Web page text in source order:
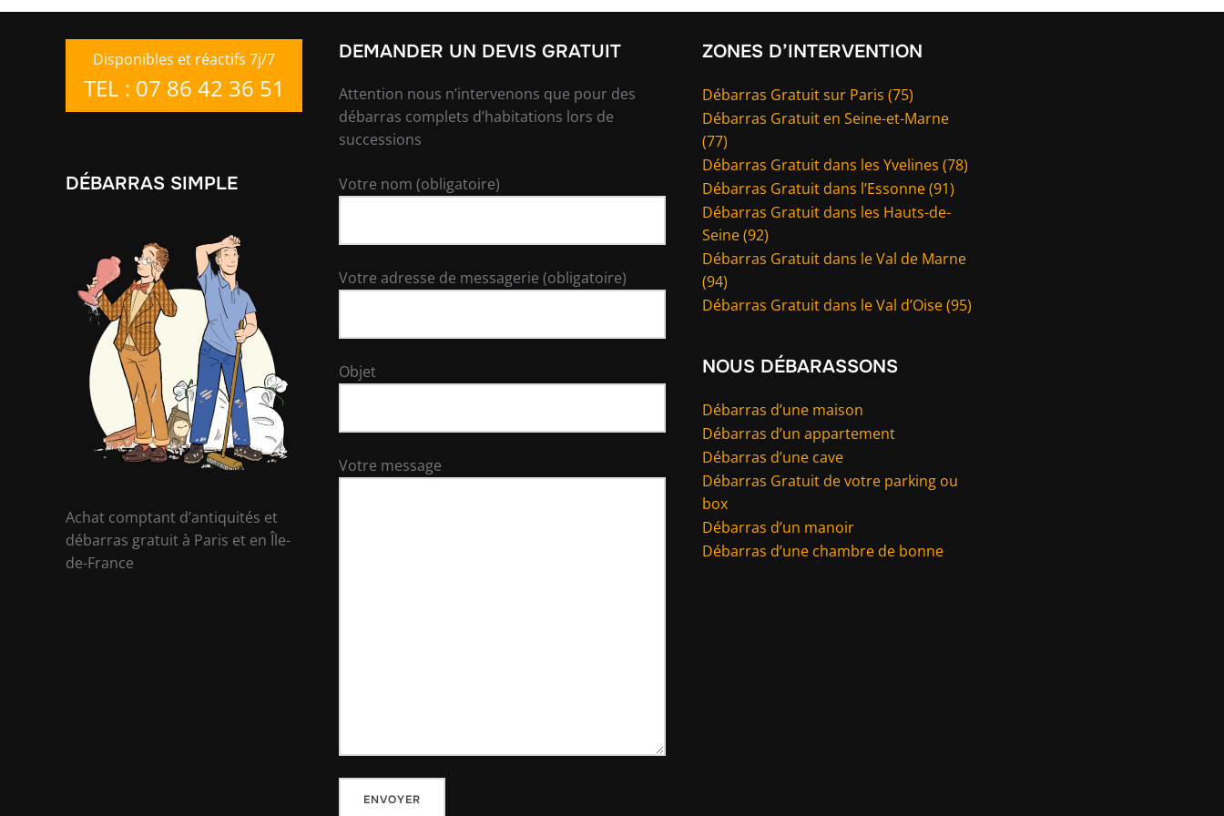
Disponibles et réactifs 7j/7
TEL : 07 86 42 36 51
DÉBARRAS SIMPLE
Achat comptant d’antiquités et
débarras gratuit à Paris et en Île-
de-France
DEMANDER UN DEVIS GRATUIT
Attention nous n’intervenons que pour des
débarras complets d’habitations lors de
successions
Votre nom (obligatoire)
Votre adresse de messagerie (obligatoire)
Objet
Votre message
ZONES D’INTERVENTION
Débarras Gratuit sur Paris (75)
Débarras Gratuit en Seine-et-Marne
(77)
Débarras Gratuit dans les Yvelines (78)
Débarras Gratuit dans l’Essonne (91)
Débarras Gratuit dans les Hauts-de-
Seine (92)
Débarras Gratuit dans le Val de Marne
(94)
Débarras Gratuit dans le Val d’Oise (95)
NOUS DÉBARASSONS
Débarras d’une maison
Débarras d’un appartement
Débarras d’une cave
Débarras Gratuit de votre parking ou
box
Débarras d’un manoir
Débarras d’une chambre de bonne